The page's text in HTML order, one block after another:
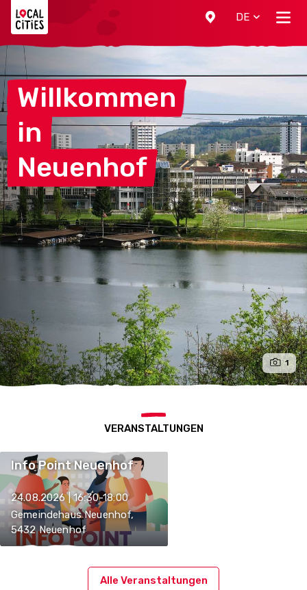
DE
Willkommen
in
Neuenhof
1
VERANSTALTUNGEN
Info Point Neuenhof
24.08.2026 | 16:30-18:00
Gemeindehaus Neuenhof,
5432 Neuenhof
Alle Veranstaltungen